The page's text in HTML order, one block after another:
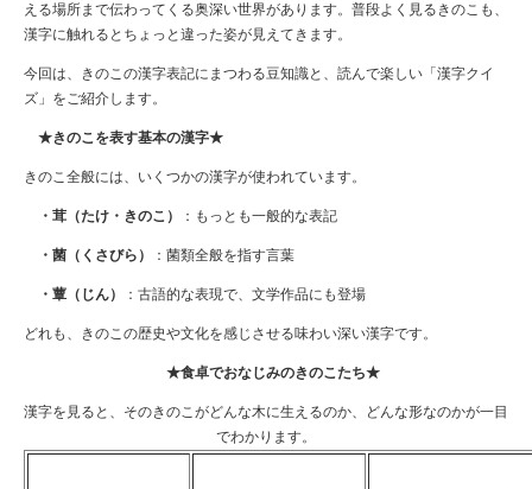
える場所まで伝わってくる奥深い世界があります。普段よく見るきのこも、
漢字に触れるとちょっと違った姿が見えてきます。
今回は、きのこの漢字表記にまつわる豆知識と、読んで楽しい「漢字クイ
ズ」をご紹介します。
★きのこを表す基本の漢字★
きのこ全般には、いくつかの漢字が使われています。
・茸（たけ・きのこ） ：もっとも一般的な表記
・菌（くさびら） ：菌類全般を指す言葉
・蕈（じん） ：古語的な表現で、文学作品にも登場
どれも、きのこの歴史や文化を感じさせる味わい深い漢字です。
★食卓でおなじみのきのこたち★
漢字を見ると、そのきのこがどんな木に生えるのか、どんな形なのかが一目
でわかります。